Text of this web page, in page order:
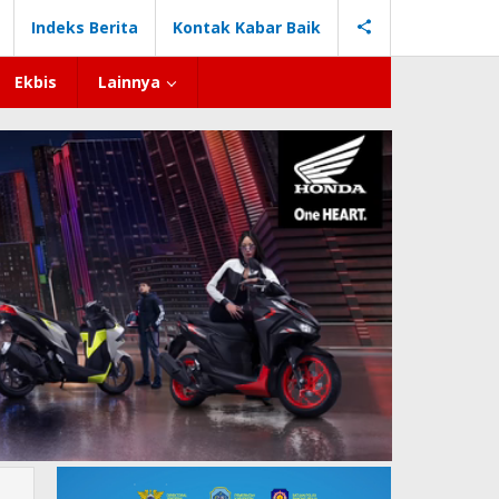
Indeks Berita Kontak Kabar Baik
Ekbis Lainnya